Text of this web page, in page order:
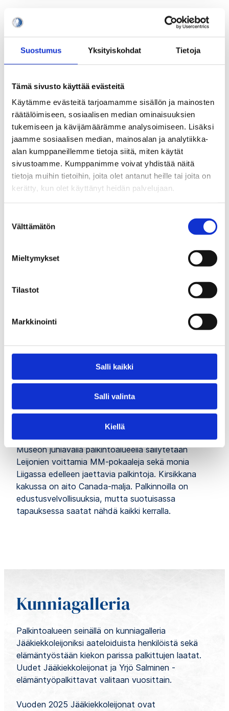
Suostumus Yksityiskohdat Tietoja
Tämä sivusto käyttää evästeitä
Käytämme evästeitä tarjoamamme sisällön ja mainosten
räätälöimiseen, sosiaalisen median ominaisuuksien
tukemiseen ja kävijämäärämme analysoimiseen. Lisäksi
jaamme sosiaalisen median, mainosalan ja analytiikka-
alan kumppaneillemme tietoja siitä, miten käytät
sivustoamme. Kumppanimme voivat yhdistää näitä
tietoja muihin tietoihin, joita olet antanut heille tai joita on
kerätty, kun olet käyttänyt heidän palvelujaan.
valinta
Välttämätön
Mieltymykset
Tilastot
Markkinointi
Salli kaikki
Salli valinta
Kiellä
Vaihtuvat näyttelyt
Kullankeltaista pelipaitaa kantava maalivahti ottaa
vieraat vastaan näyttelyalueella. Ajankohtaisille
esitellään pelaajakategorian uudet
Jääkiekkoleijonat.
Pelataan Suomessa! pystytettiin vuoden 2022
MM-kotikisanäyttelyksi. Näyttelyssä kurkistetaan
Suomen isännöimiin naisten, miesten ja nuorten
turnauksiin MM- ja EM-tasoilla.
Palkintoalue
Museon juhlavalla palkintoalueella säilytetään
Leijonien voittamia MM-pokaaleja sekä monia
Liigassa edelleen jaettavia palkintoja. Kirsikkana
kakussa on aito Canada-malja. Palkinnoilla on
edustusvelvollisuuksia, mutta suotuisassa
tapauksessa saatat nähdä kaikki kerralla.
Kunniagalleria
Palkintoalueen seinällä on kunniagalleria
Jääkiekkoleijoniksi aateloiduista henkilöistä sekä
elämäntyöstään kiekon parissa palkittujen laatat.
Uudet Jääkiekkoleijonat ja Yrjö Salminen -
elämäntyöpalkittavat valitaan vuosittain.
Vuoden 2025 Jääkiekkoleijonat ovat